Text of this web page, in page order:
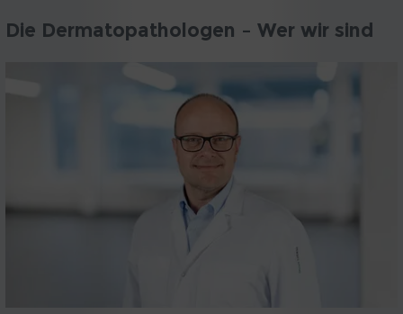
Die Dermatopathologen – Wer wir sind